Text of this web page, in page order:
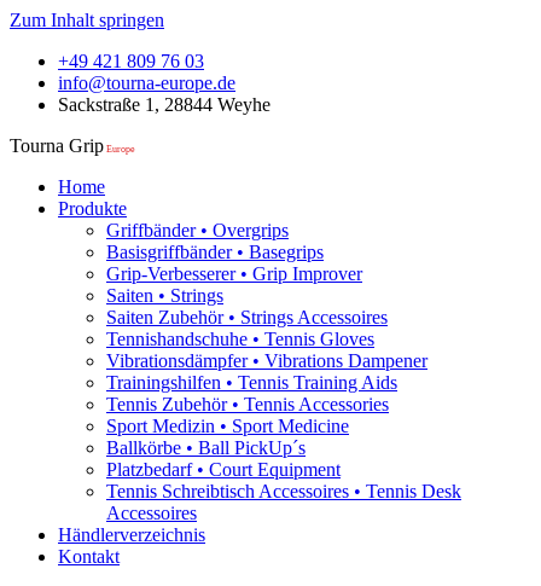
Zum Inhalt springen
+49 421 809 76 03
info@tourna-europe.de
Sackstraße 1, 28844 Weyhe
Tourna Grip Europe
Home
Produkte
Griffbänder • Overgrips
Basisgriffbänder • Basegrips
Grip-Verbesserer • Grip Improver
Saiten • Strings
Saiten Zubehör • Strings Accessoires
Tennishandschuhe • Tennis Gloves
Vibrationsdämpfer • Vibrations Dampener
Trainingshilfen • Tennis Training Aids
Tennis Zubehör • Tennis Accessories
Sport Medizin • Sport Medicine
Ballkörbe • Ball PickUp´s
Platzbedarf • Court Equipment
Tennis Schreibtisch Accessoires • Tennis Desk
Accessoires
Händlerverzeichnis
Kontakt